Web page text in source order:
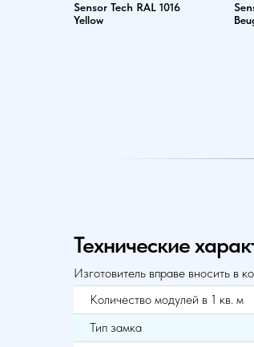
Sensor Tech RAL 1016
Yellow
Технические
Изготовитель вправе вносить в
Количество модулей в 1 кв. м
Тип замка